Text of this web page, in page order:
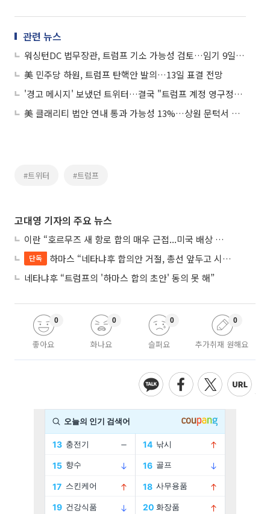
관련 뉴스
워싱턴DC 법무장관, 트럼프 기소 가능성 검토…임기 9일 남기고 탄핵·기소 ‘겹 위기’
美 민주당 하원, 트럼프 탄핵안 발의…13일 표결 전망
'경고 메시지' 보냈던 트위터…결국 "트럼프 계정 영구정지"
美 클래리티 법안 연내 통과 가능성 13%…상원 문턱서 제동
#트위터 #트럼프
고대영 기자의 주요 뉴스
이란 “호르무즈 새 항로 합의 매우 근접...미국 배상 먼저”
단독
하마스 “네타냐후 합의안 거절, 총선 앞두고 시간 끌기”
네타냐후 “트럼프의 '하마스 합의 초안' 동의 못 해”
좋아요
0
화나요
0
슬퍼요
0
추가취재 원해요
0